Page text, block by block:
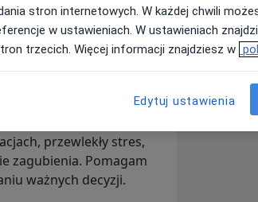
Wierzę, że
przyglądamy się
emocje i
osobę traktuję
życiowej.
przewlekły stres,
zagubienia. Pomagam
ważnych decyzji.
stron internetowych. W każdej chwili
w ustawieniach. W ustawieniach
trzecich. Więcej informacji znajdziesz w
Edytuj ustawienia